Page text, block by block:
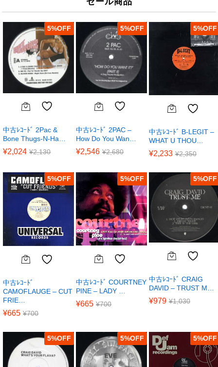
5%
中古ﾚｺｰﾄﾞ 2Pac &
Bone Thugs-N-Ha…
¥2,024 ¥2,130
5%
中古ﾚｺｰﾄﾞ 2PAC –
How Do You Wan…
¥2,546 ¥2,680
5%
中古ﾚｺｰﾄﾞ B-LEGIT –
WHAT U THOU…
¥2,233 ¥2,350
5%
中古ﾚｺｰﾄﾞ
CAMOFLAUGE – CUT
FRIE…
¥665 ¥700
5%
中古ﾚｺｰﾄﾞ COURTNEY
PINE – LADY …
¥665 ¥700
5%
中古ﾚｺｰﾄﾞ CRAIG
DAVID – TRUST M…
¥979 ¥1,030
5% 5% 5%